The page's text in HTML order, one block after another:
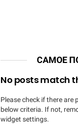
САМОЕ
No posts match
Please check if there
below criteria. If not,
widget settings.